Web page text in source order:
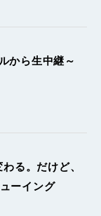
から生中継～
る。だけど、
ーイング